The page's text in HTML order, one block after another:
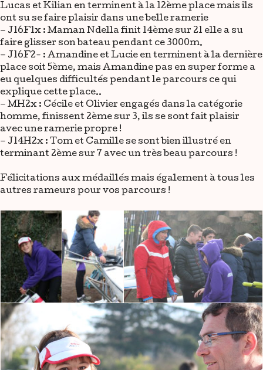
Lucas et Kilian en terminent à la 12ème place mais ils
ont su se faire plaisir dans une belle ramerie
– J16F1x : Maman Ndella finit 14ème sur 21 elle a su
faire glisser son bateau pendant ce 3000m.
– J16F2- : Amandine et Lucie en terminent à la dernière
place soit 5ème, mais Amandine pas en super forme a
eu quelques difficultés pendant le parcours ce qui
explique cette place..
– MH2x : Cécile et Olivier engagés dans la catégorie
homme, finissent 2ème sur 3, ils se sont fait plaisir
avec une ramerie propre !
– J14H2x : Tom et Camille se sont bien illustré en
terminant 2ème sur 7 avec un très beau parcours !
Félicitations aux médaillés mais également à tous les
autres rameurs pour vos parcours !